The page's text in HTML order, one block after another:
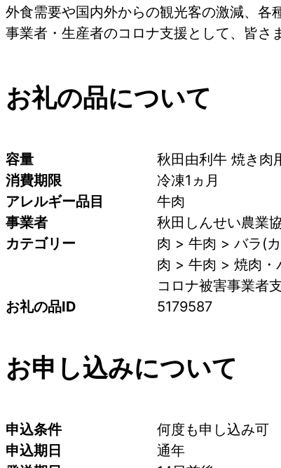
外食需要や国内外からの観光客の激減、各
事業者・生産者のコロナ支援として、皆さ
お礼の品について
容量
秋田由利牛 焼き肉
消費期限
冷凍1ヵ月
アレルギー品目
牛肉
事業者
秋田しんせい農業
カテゴリー
肉 > 牛肉 > バラ(
肉 > 牛肉 > 焼肉・
コロナ被害事業者
お礼の品ID
5179587
お申し込みについて
申込条件
何度も申し込み可
申込期日
通年